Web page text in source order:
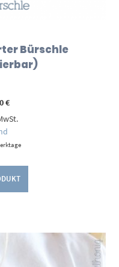
Bürschle
€Preisspanne:
bis